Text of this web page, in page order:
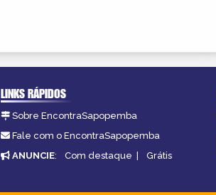
LINKS RÁPIDOS
Sobre EncontraSapopemba
Fale com o EncontraSapopemba
ANUNCIE: Com destaque | Grátis